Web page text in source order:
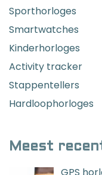
Sporthorloges
Smartwatches
Kinderhorloges
Activity tracker
Stappentellers
Hardloophorloges
Meest
GPS